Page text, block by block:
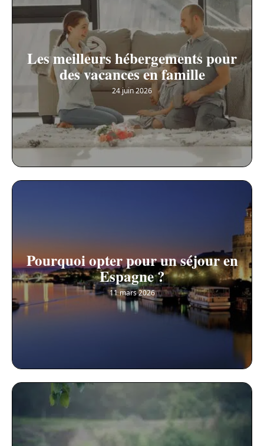
Les meilleurs hébergements pour
des vacances en famille
24 juin 2026
Pourquoi opter pour un séjour en
Espagne ?
11 mars 2026